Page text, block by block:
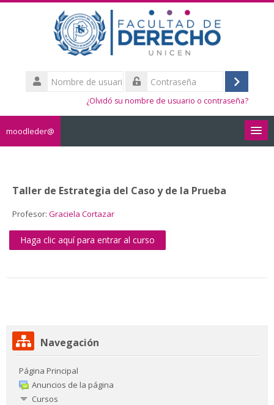
Nombre
de
Acceder
¿Olvidó su nombre de usuario o contraseña?
moodleder@
cursos
Taller de Estrategia del Caso y de la Prueba
Profesor: Graciela Cortazar
Haga clic aquí para entrar al curso
Salta
NavegaciónNavegación
Página Principal
Anuncios de la página
Cursos